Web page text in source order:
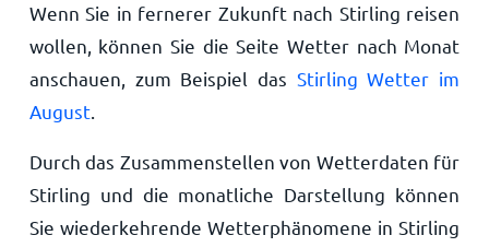
Wenn Sie in fernerer Zukunft nach Stirling reisen
wollen, können Sie die Seite Wetter nach Monat
anschauen, zum Beispiel das Stirling Wetter im
August.
Durch das Zusammenstellen von Wetterdaten für
Stirling und die monatliche Darstellung können
Sie wiederkehrende Wetterphänomene in Stirling